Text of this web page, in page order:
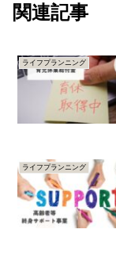
関連記事
ライフプランニング
ライフプランニング